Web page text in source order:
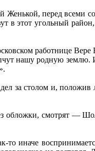
Женькой, перед
в этот угольный
работнице Вере
нашу родную землю.
за столом и,
смотрят —
иначе